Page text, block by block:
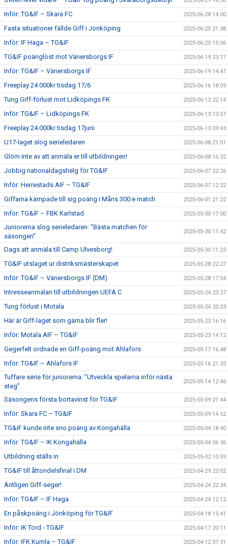
Inför: TG&IF – Skara FC 2025-06-28 14:00
Fasta situationer fällde Giff i Jönköping 2025-06-25 21:38
Inför: IF Haga – TG&IF 2025-06-25 15:06
TG&IF poänglöst mot Vänersborgs IF 2025-06-19 23:17
Inför: TG&IF – Vänersborgs IF 2025-06-19 14:47
Freeplay 24.000kr tisdag 17/6 2025-06-16 18:09
Tung Giff-förlust mot Lidköpings FK 2025-06-13 22:14
Inför: TG&IF – Lidköpings FK 2025-06-13 13:57
Freeplay 24.000kr tisdag 17juni 2025-06-13 09:43
U17-laget slog serieledaren 2025-06-08 21:01
Glöm inte av att anmäla er till utbildningen! 2025-06-08 16:32
Jobbig nationaldagshelg för TG&IF 2025-06-07 22:26
Inför: Herrestads AIF – TG&IF 2025-06-07 12:32
Giffarna kämpade till sig poäng i Måns 300:e match 2025-06-01 21:22
Inför: TG&IF – FBK Karlstad 2025-05-30 17:00
Juniorerna slog serieledaren: ”Bästa matchen för
säsongen”
2025-05-30 11:42
Dags att anmäla till Camp Ulvesborg! 2025-05-30 11:23
TG&IF utslaget ur distriksmästerskapet 2025-05-28 22:27
Inför: TG&IF – Vänersborgs IF (DM) 2025-05-28 17:54
Intresseanmälan till utbildningen UEFA C 2025-05-24 20:27
Tung förlust i Motala 2025-05-24 20:23
Här är Giff-laget som gärna blir fler! 2025-05-23 16:16
Inför: Motala AIF – TG&IF 2025-05-23 14:12
Gegerfelt ordnade en Giff-poäng mot Ahlafors 2025-05-17 16:48
Inför: TG&IF – Ahlafors IF 2025-05-16 21:33
Tuffare serie för juniorerna: ”Utveckla spelarna inför nästa
steg”
2025-05-14 12:46
Säsongens första bortavinst för TG&IF 2025-05-09 21:44
Inför: Skara FC – TG&IF 2025-05-09 14:52
TG&IF kunde inte sno poäng av Kongahälla 2025-05-04 18:40
Inför: TG&IF – IK Kongahälla 2025-05-04 06:36
Utbildning ställs in 2025-05-02 10:59
TG&IF till åttondelsfinal i DM 2025-04-29 22:02
Äntligen Giff-seger! 2025-04-24 22:34
Inför: TG&IF – IF Haga 2025-04-24 12:12
En påskpoäng i Jönköping för TG&IF 2025-04-18 15:41
Inför: IK Tord - TG&IF 2025-04-17 20:11
Inför: IFK Kumla – TG&IF 2025-04-12 07:31